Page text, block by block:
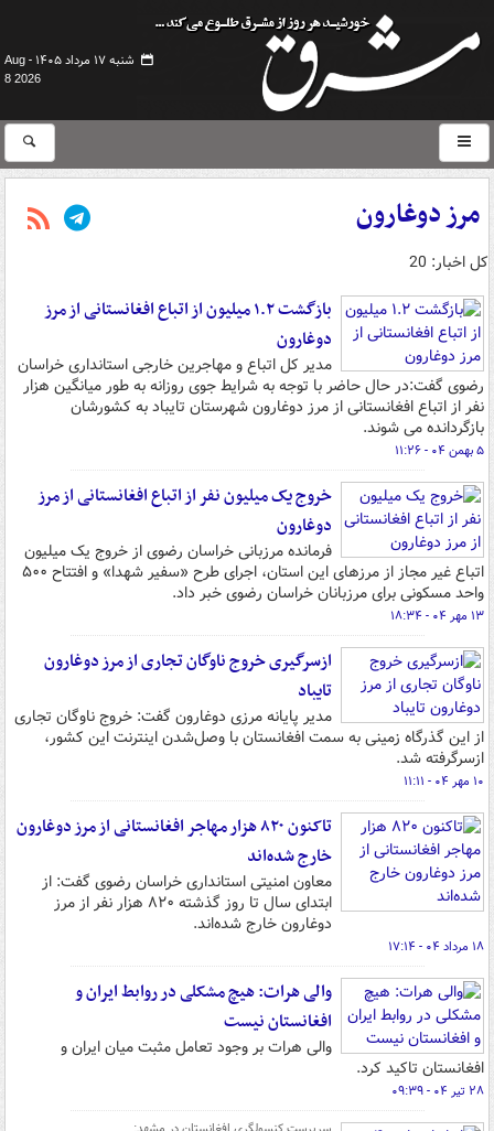
شنبه ۱۷ مرداد ۱۴۰۵ -
Aug
8 2026
مرز دوغارون
کل اخبار: 20
بازگشت ۱.۲ میلیون از اتباع افغانستانی از مرز
دوغارون
مدیر کل اتباع و مهاجرین خارجی استانداری خراسان
رضوی گفت:در حال حاضر با توجه به شرایط جوی روزانه به طور میانگین هزار
نفر از اتباع افغانستانی از مرز دوغارون شهرستان تایباد به کشورشان
بازگردانده می شوند.
۵ بهمن ۰۴ - ۱۱:۲۶
خروج یک میلیون نفر از اتباع افغانستانی از مرز
دوغارون
فرمانده مرزبانی خراسان رضوی از خروج یک میلیون
اتباع غیر مجاز از مرزهای این استان، اجرای طرح «سفیر شهدا» و افتتاح ۵۰۰
واحد مسکونی برای مرزبانان خراسان رضوی خبر داد.
۱۳ مهر ۰۴ - ۱۸:۳۴
ازسرگیری خروج ناوگان تجاری از مرز دوغارون
تایباد
مدیر پایانه مرزی دوغارون گفت: خروج ناوگان تجاری
از این گذرگاه زمینی به سمت افغانستان با وصل‌شدن اینترنت این کشور،
ازسرگرفته شد.
۱۰ مهر ۰۴ - ۱۱:۱۱
تاکنون ۸۲۰ هزار مهاجر افغانستانی از مرز دوغارون
خارج شده‌اند
معاون امنیتی استانداری خراسان رضوی گفت: از
ابتدای سال تا روز گذشته ۸۲۰ هزار نفر از مرز
دوغارون خارج شده‌اند.
۱۸ مرداد ۰۴ - ۱۷:۱۴
والی هرات: هیچ مشکلی در روابط ایران و
افغانستان نیست
والی هرات بر وجود تعامل مثبت میان ایران و
افغانستان تاکید کرد.
۲۸ تیر ۰۴ - ۰۹:۳۹